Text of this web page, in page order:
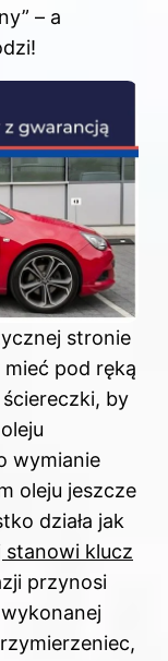
– a
stronie
pod ręką
by
wymianie
oleju jeszcze
działa jak
stanowi klucz
przynosi